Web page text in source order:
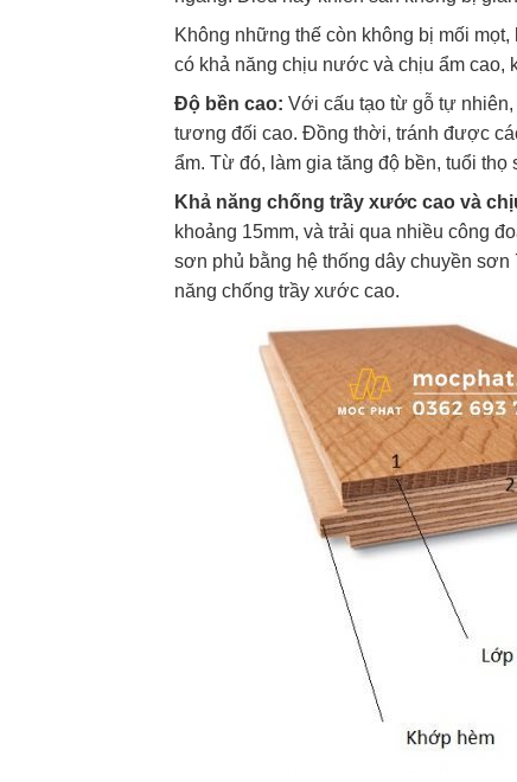
Không những thế còn không bị mối
có khả năng chịu nước và chịu ẩm
Độ bền cao: Với cấu tạo từ gỗ tự
tương đối cao. Đồng thời, tránh được
ẩm. Từ đó, làm gia tăng độ bền, tuổi
Khả năng chống trầy xước cao và
khoảng 15mm, và trải qua nhiều công
sơn phủ bằng hệ thống dây chuyền
năng chống trầy xước cao.